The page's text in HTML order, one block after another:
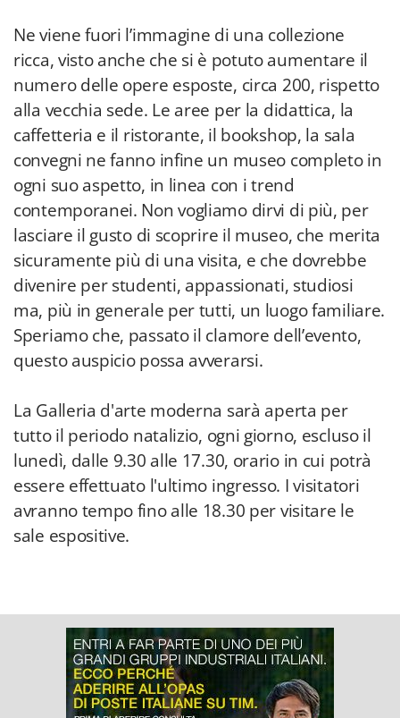
Ne viene fuori l’immagine di una collezione
ricca, visto anche che si è potuto aumentare il
numero delle opere esposte, circa 200, rispetto
alla vecchia sede. Le aree per la didattica, la
caffetteria e il ristorante, il bookshop, la sala
convegni ne fanno infine un museo completo in
ogni suo aspetto, in linea con i trend
contemporanei. Non vogliamo dirvi di più, per
lasciare il gusto di scoprire il museo, che merita
sicuramente più di una visita, e che dovrebbe
divenire per studenti, appassionati, studiosi
ma, più in generale per tutti, un luogo familiare.
Speriamo che, passato il clamore dell’evento,
questo auspicio possa avverarsi.
La Galleria d'arte moderna sarà aperta per
tutto il periodo natalizio, ogni giorno, escluso il
lunedì, dalle 9.30 alle 17.30, orario in cui potrà
essere effettuato l'ultimo ingresso. I visitatori
avranno tempo fino alle 18.30 per visitare le
sale espositive.